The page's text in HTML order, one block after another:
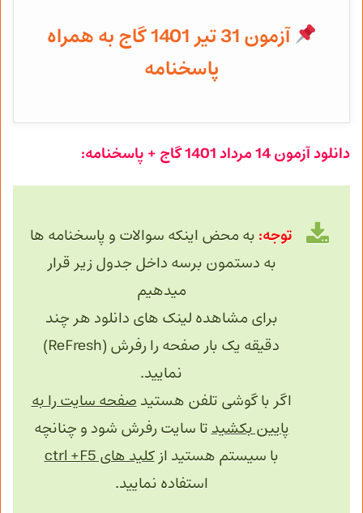
آزمون 31 تیر 1401 گاج به همراه
پاسخنامه
دانلود آزمون 14 مرداد 1401 گاج + پاسخنامه:
توجه: به محض اینکه سوالات و پاسخنامه ها
به دستمون برسه داخل جدول زیر قرار
میدهیم
برای مشاهده لینک های دانلود هر چند
دقیقه یک بار صفحه را رفرش (ReFresh)
نمایید.
اگر با گوشی تلفن هستیدصفحه سایت را به
پایین بکشیدتا سایت رفرش شود و چنانچه
با سیستم هستید ازکلید های ctrl +F5
استفاده نمایید.